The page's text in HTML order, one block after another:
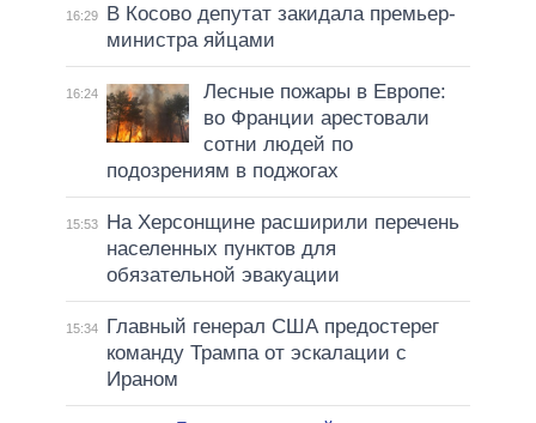
16:29
В Косово депутат закидала премьер-
министра яйцами
16:24
Лесные пожары в Европе:
во Франции арестовали
сотни людей по
подозрениям в поджогах
15:53
На Херсонщине расширили перечень
населенных пунктов для
обязательной эвакуации
15:34
Главный генерал США предостерег
команду Трампа от эскалации с
Ираном